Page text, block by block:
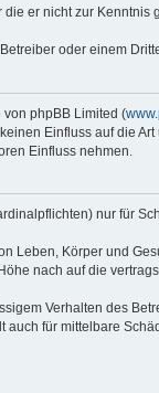
er nicht zur Kenntnis
oder einem
von phpBB Limited (
Einfluss auf die
Einfluss nehmen.
nur für
Leben, Körper und
nach auf die
Verhalten des
für mittelbare